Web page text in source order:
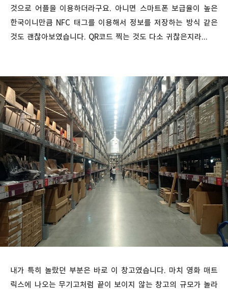
것으로 어플을 이용하더라구요. 아니면 스마트폰 보급율이 높은
한국이니만큼 NFC 태그를 이용해서 정보를 저장하는 방식 같은
것도 괜찮아보였습니다. QR코드 찍는 것도 다소 귀찮은지라...
내가 특히 놀랐던 부분은 바로 이 창고였습니다. 마치 영화 매트
릭스에 나오는 무기고처럼 끝이 보이지 않는 창고의 규모가 놀라